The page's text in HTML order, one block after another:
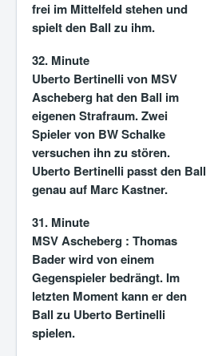
frei im Mittelfeld stehen und
spielt den Ball zu ihm.
32. Minute
Uberto Bertinelli von MSV
Ascheberg hat den Ball im
eigenen Strafraum. Zwei
Spieler von BW Schalke
versuchen ihn zu stören.
Uberto Bertinelli passt den Ball
genau auf Marc Kastner.
31. Minute
MSV Ascheberg : Thomas
Bader wird von einem
Gegenspieler bedrängt. Im
letzten Moment kann er den
Ball zu Uberto Bertinelli
spielen.